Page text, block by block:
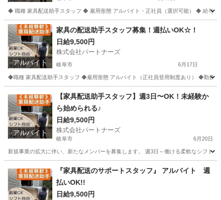
◆ 職種 家具配送助手スタッフ ◆ 雇用形態 アルバイト・正社員（選択可能） ◆ 給与
岐阜 岐阜市 配送 岐阜 岐阜市 配送 スタッフ
アルバイト
家具の配送助手スタッフ募集！週払いOK☆！
日給9,500円
株式会社パートナーズ
岐阜市 6月17日
◆職種 家具配送助手スタッフ ◆雇用形態 アルバイト（正社員登用制度あり） ◆勤務
配送 岐阜 各務原市 配送 スタッフ
アルバイト
【家具配送助手スタッフ】週3日〜OK！未経験か
ら始められる♪
日給9,500円
株式会社パートナーズ
岐阜市 6月20日
新規事業の拡大に伴い、新たなメンバーを募集します。 週3日～働ける柔軟なシフト
配送 岐阜 各務原市 スタッフ
『家具配送のサポートスタッフ』 アルバイト 週
払いOK!!
日給9,500円